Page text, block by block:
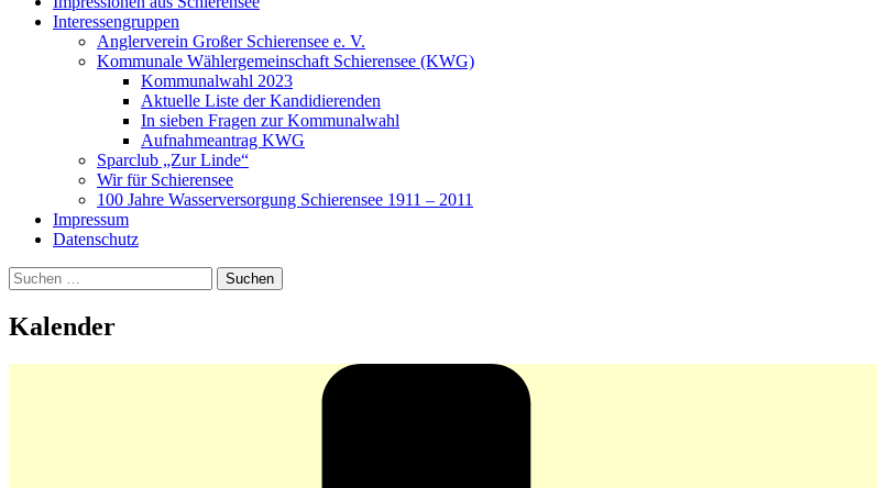
Interessengruppen
Anglerverein Großer Schierensee e. V.
Kommunale Wählergemeinschaft Schierensee (KWG)
Kommunalwahl 2023
Aktuelle Liste der Kandidierenden
In sieben Fragen zur Kommunalwahl
Aufnahmeantrag KWG
Sparclub „Zur Linde“
Wir für Schierensee
100 Jahre Wasserversorgung Schierensee 1911 – 2011
Impressum
Datenschutz
Suchen
nach:
Kalender